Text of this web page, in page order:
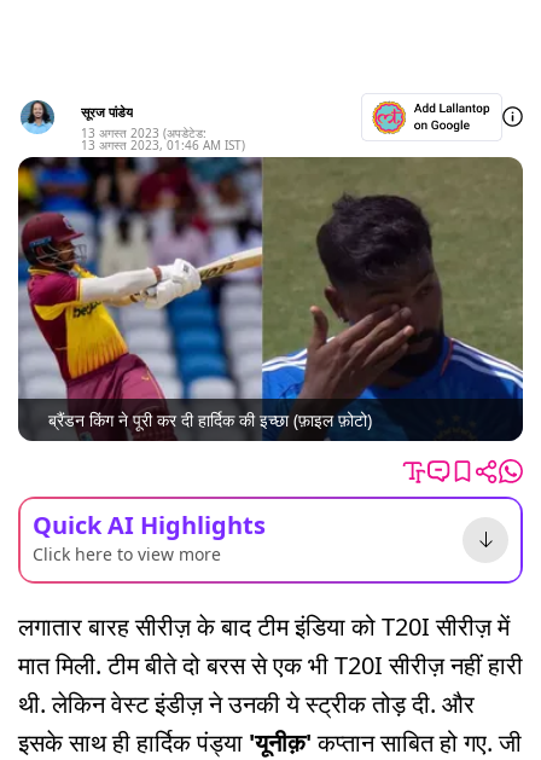
सूरज पांडेय
13 अगस्त 2023 (अपडेटेड:
13 अगस्त 2023, 01:46 AM IST)
ब्रैंडन किंग ने पूरी कर दी हार्दिक की इच्छा (फ़ाइल फ़ोटो)
Quick AI Highlights
Click here to view more
लगातार बारह सीरीज़ के बाद टीम इंडिया को T20I सीरीज़ में
मात मिली. टीम बीते दो बरस से एक भी T20I सीरीज़ नहीं हारी
थी. लेकिन वेस्ट इंडीज़ ने उनकी ये स्ट्रीक तोड़ दी. और
इसके साथ ही हार्दिक पंड्या 'यूनीक़'कप्तान साबित हो गए. जी